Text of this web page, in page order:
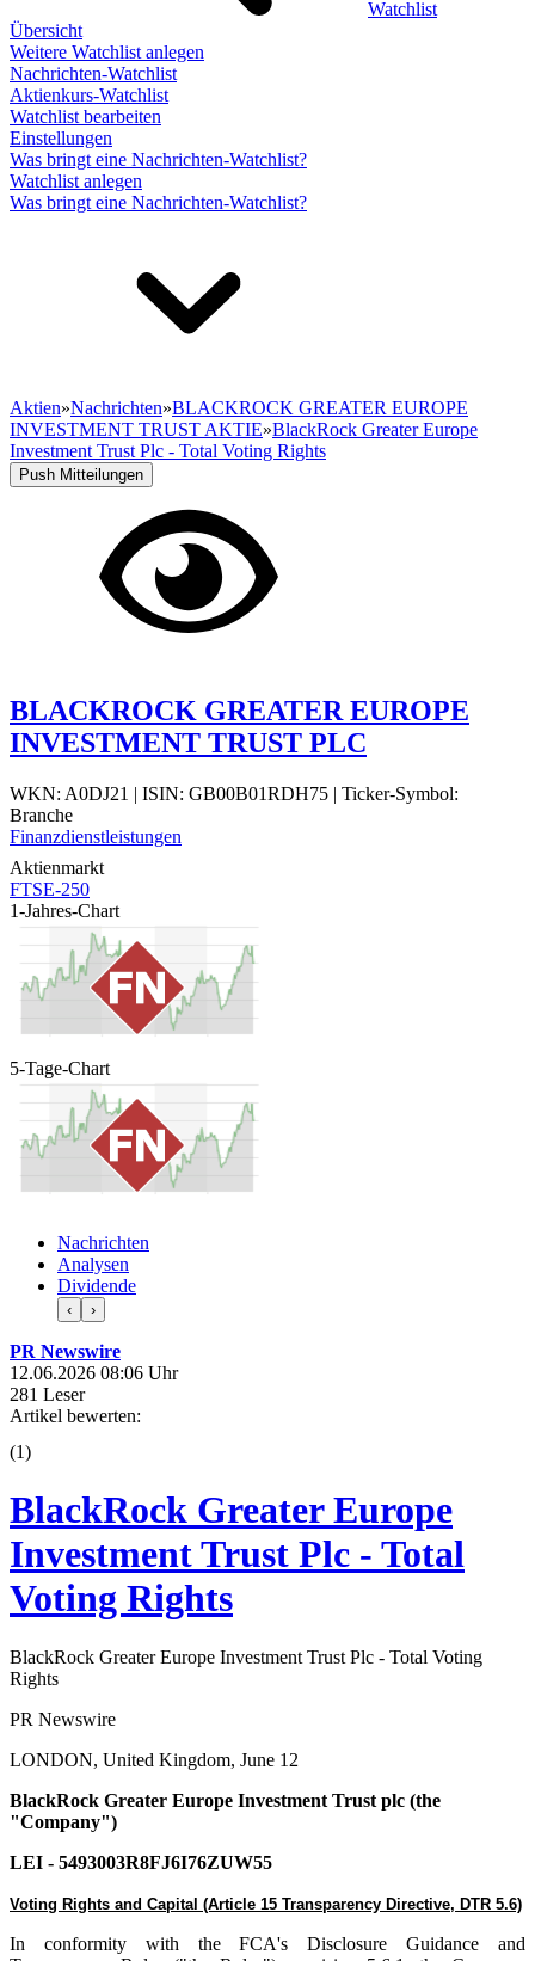
Watchlist
Übersicht
Weitere Watchlist anlegen
Nachrichten-Watchlist
Aktienkurs-Watchlist
Watchlist bearbeiten
Einstellungen
Was bringt eine Nachrichten-Watchlist?
Watchlist anlegen
Was bringt eine Nachrichten-Watchlist?
Aktien»Nachrichten»BLACKROCK GREATER EUROPE
INVESTMENT TRUST AKTIE»BlackRock Greater Europe
Investment Trust Plc - Total Voting Rights
Push Mitteilungen
BLACKROCK GREATER EUROPE
INVESTMENT TRUST PLC
WKN: A0DJ21 | ISIN: GB00B01RDH75 | Ticker-Symbol:
Branche
Finanzdienstleistungen
Aktienmarkt
FTSE-250
1-Jahres-Chart
5-Tage-Chart
Nachrichten
Analysen
Dividende
‹ ›
PR Newswire
12.06.2026 08:06 Uhr
281 Leser
Artikel bewerten:
(1)
BlackRock Greater Europe
Investment Trust Plc - Total
Voting Rights
BlackRock Greater Europe Investment Trust Plc - Total Voting
Rights
PR Newswire
LONDON, United Kingdom, June 12
BlackRock Greater Europe Investment Trust plc (the
"Company")
LEI - 5493003R8FJ6I76ZUW55
Voting Rights and Capital (Article 15 Transparency Directive, DTR 5.6)
In conformity with the FCA's Disclosure Guidance and